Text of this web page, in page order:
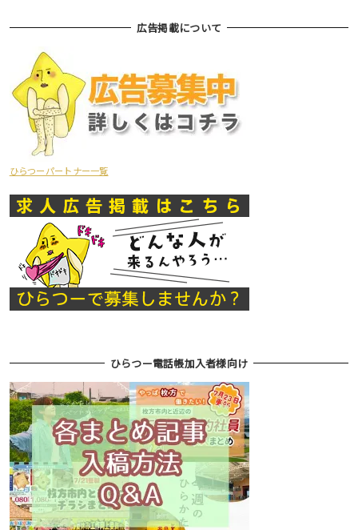
広告掲載について
ひらつーパートナー一覧
ひらつー電話帳加入者様向け